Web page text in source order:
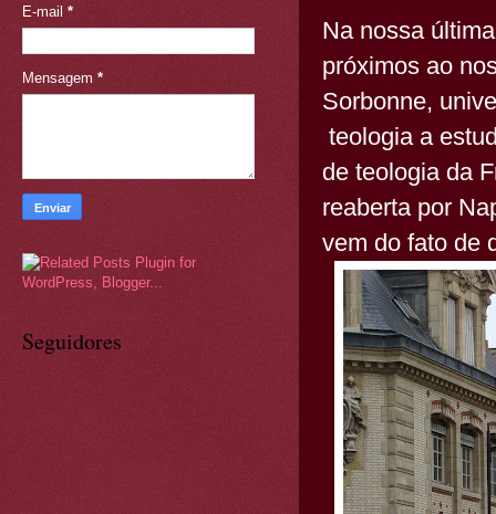
Na nossa
próximos ao
Sorbonne,
teologia a
de teologia da
reaberta por
vem do fato de
E-mail *
Mensagem *
Seguidores